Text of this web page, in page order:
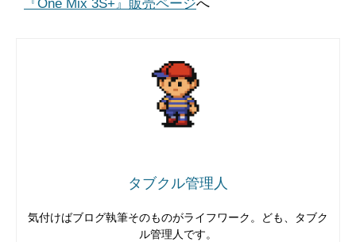
『One Mix 3S+』販売ページへ
タブクル管理人
気付けばブログ執筆そのものがライフワーク。ども、タブク
ル管理人です。